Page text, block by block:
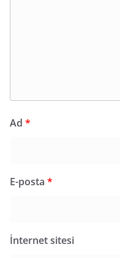
Ad *
E-posta *
İnternet sitesi